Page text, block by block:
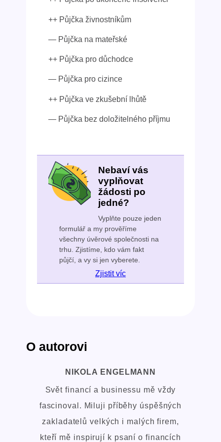
++ Půjčka živnostníkům
— Půjčka na mateřské
++ Půjčka pro důchodce
— Půjčka pro cizince
++ Půjčka ve zkušební lhůtě
— Půjčka bez doložitelného příjmu
Nebaví vás
vyplňovat
žádosti po
jedné?
Vyplňte pouze jeden
formulář a my prověříme
všechny úvěrové společnosti na
trhu. Zjistíme, kdo vám fakt
půjčí, a vy si jen vyberete.
Zjistit víc
O autorovi
NIKOLA ENGELMANN
Svět financí a businessu mě vždy
fascinoval. Miluji příběhy úspěšných
zakladatelů velkých i malých firem,
kteří mě inspirují k psaní o financích